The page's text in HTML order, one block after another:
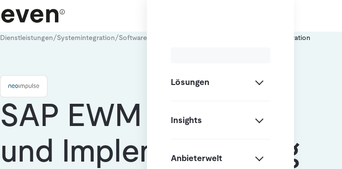
Lösungen
Insights
Anbieterwelt
Dienstleistungen/Systemintegration/Software-Integration SAP-EWM Integration
SAP EWM Beratung
und Implementierung